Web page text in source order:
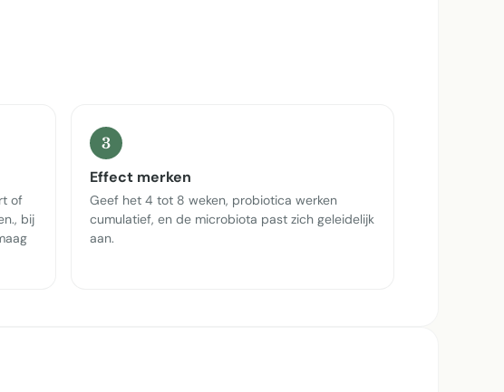
of
bij
3
Effect merken
Geef het 4 tot 8 weken, probiotica werken
cumulatief, en de microbiota past zich geleidelijk
aan.